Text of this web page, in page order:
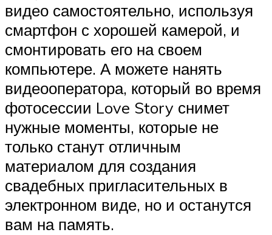
видео самостоятельно, используя
смартфон с хорошей камерой, и
смонтировать его на своем
компьютере. А можете нанять
видеооператора, который во время
фотосессии Love Story снимет
нужные моменты, которые не
только станут отличным
материалом для создания
свадебных пригласительных в
электронном виде, но и останутся
вам на память.